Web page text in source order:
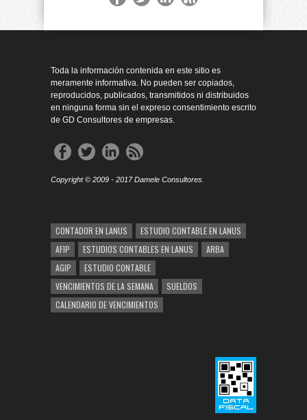
Toda la información contenida en este sitio es
meramente informativa. No pueden ser copiados,
reproducidos, publicados, transmitidos ni distribuidos
en ninguna forma sin el expreso consentimiento escrito
de GD Consultores de empresas.
Copyright © 2009 - 2017 Damele Consultores.
CONTADOR EN LANUS
ESTUDIO CONTABLE EN LANUS
AFIP
ESTUDIOS CONTABLES EN LANUS
ARBA
AGIP
ESTUDIO CONTABLE
VENCIMIENTOS DE LA SEMANA
SUELDOS
CALENDARIO DE VENCIMIENTOS